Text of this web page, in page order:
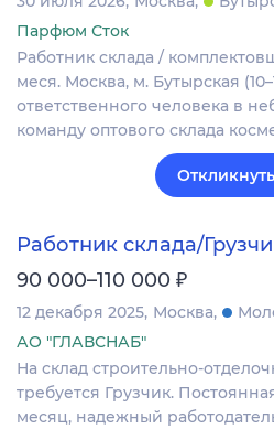
Парфюм Сток
Работник склада /
меся. Москва, м. Бутырская
ответственного человека в
команду оптового склада
Работник склада/
90 000–110 000 ₽
12 декабря 2025 Москва
АО "ГЛАВСНАБ"
На склад строительно-
требуется Грузчик.
месяц, надежный